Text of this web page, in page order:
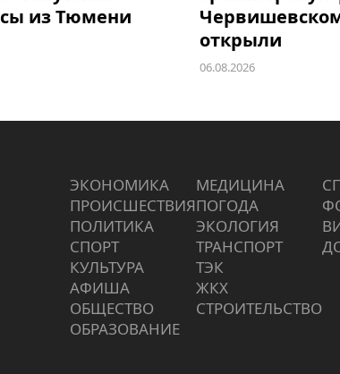
из Тюмени
открыли
06.08.2026
ЭКОНОМИКА
ПРОИCШЕСТВИЯ
ПОЛИТИКА
СПОРТ
КУЛЬТУРА
АФИША
ОБЩЕСТВО
ОБРАЗОВАНИЕ
МЕДИЦИНА
ПОГОДА
ЭКОЛОГИЯ
ТРАНСПОРТ
ТЭК
ЖКХ
СТРОИТЕЛЬСТВО